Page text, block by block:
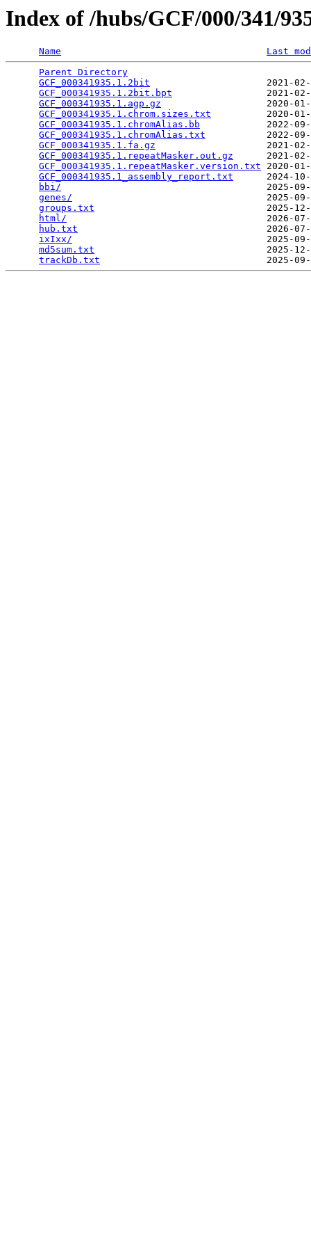
Index of /hubs/GCF/000/341/
Name
Last
Parent Directory
GCF_000341935.1.2bit
2021-
GCF_000341935.1.2bit.bpt
2021-
GCF_000341935.1.agp.gz
2020-
GCF_000341935.1.chrom.sizes.txt
2020-
GCF_000341935.1.chromAlias.bb
2022-
GCF_000341935.1.chromAlias.txt
2022-
GCF_000341935.1.fa.gz
2021-
GCF_000341935.1.repeatMasker.out.gz
2021-
GCF_000341935.1.repeatMasker.version.txt 2020-
GCF_000341935.1_assembly_report.txt
2024-
bbi/
2025-
genes/
2025-
groups.txt
2025-
html/
2026-
hub.txt
2026-
ixIxx/
2025-
md5sum.txt
2025-
trackDb.txt